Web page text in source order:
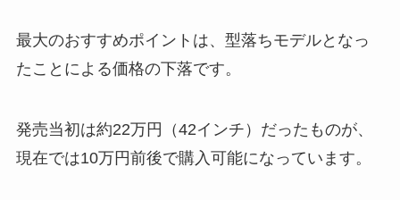
最大のおすすめポイントは、型落ちモデルとなっ
たことによる価格の下落です。
発売当初は約22万円（42インチ）だったものが、
現在では10万円前後で購入可能になっています。